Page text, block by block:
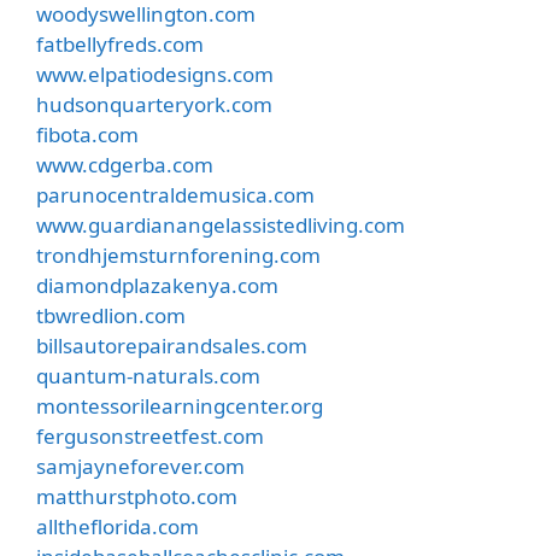
woodyswellington.com
fatbellyfreds.com
www.elpatiodesigns.com
hudsonquarteryork.com
fibota.com
www.cdgerba.com
parunocentraldemusica.com
www.guardianangelassistedliving.com
trondhjemsturnforening.com
diamondplazakenya.com
tbwredlion.com
billsautorepairandsales.com
quantum-naturals.com
montessorilearningcenter.org
fergusonstreetfest.com
samjayneforever.com
matthurstphoto.com
alltheflorida.com